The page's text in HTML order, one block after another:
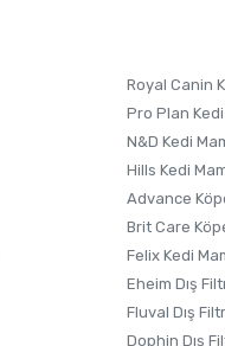
Royal Canin
Pro Plan Kedi
N&D Kedi
Hills Kedi
Advance
Brit Care
Felix Kedi
Eheim Dış
Fluval Dış
Dophin Dış